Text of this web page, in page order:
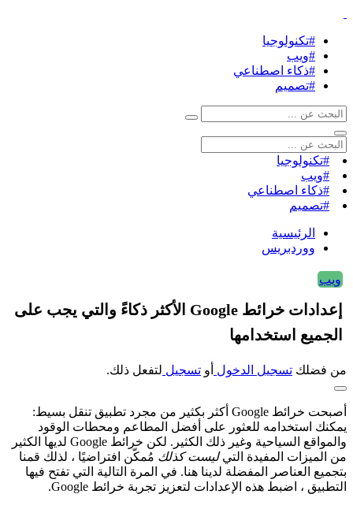
#تكنولوجيا
#ويب
#ذكاء اصطناعي
#تصميم
#تكنولوجيا
#ويب
#ذكاء اصطناعي
#تصميم
الرئيسية
ووردبريس
ويب
إعدادات خرائط Google الأكثر ذكاءً والتي يجب على
الجميع استخدامها
من فضلك تسجيل الدخول أو تسجيل لتفعل ذلك.
أصبحت خرائط Google أكثر بكثير من مجرد تطبيق تنقل بسيط:
يمكنك استخدامه للعثور على أفضل المطاعم ومحطات الوقود
والمواقع السياحية وغير ذلك الكثير. لكن خرائط Google لديها الكثير
من الميزات المفيدة التيليست كذلك مُمكّن افتراضيًا ، لذلك قمنا
بتجميع العناصر المفضلة لدينا هنا. في المرة التالية التي تفتح فيها
التطبيق ، اضبط هذه الإعدادات لتعزيز تجربة خرائط Google.